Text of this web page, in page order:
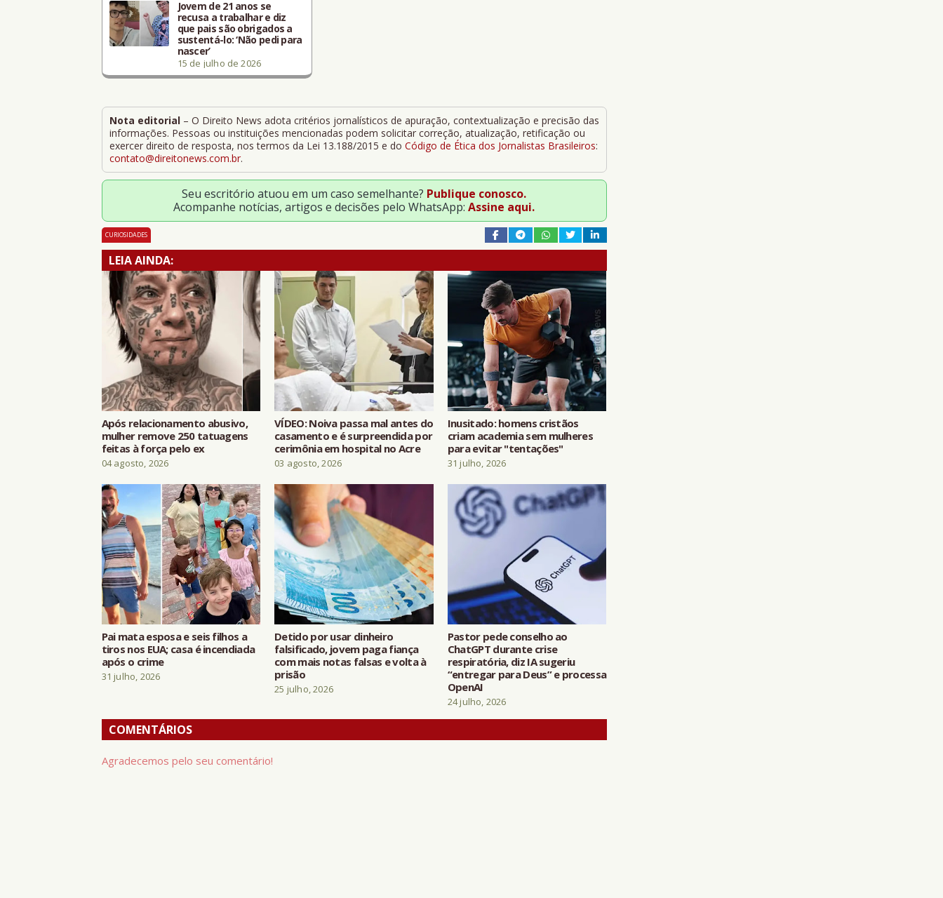
Jovem de 21 anos se
recusa a trabalhar e diz
que pais são obrigados a
sustentá-lo: ‘Não pedi para
nascer’
15 de julho de 2026
Nota editorial– O Direito News adota critérios jornalísticos de apuração, contextualização e precisão das
informações. Pessoas ou instituições mencionadas podem solicitar correção, atualização, retificação ou
exercer direito de resposta, nos termos da Lei 13.188/2015 e do Código de Ética dos Jornalistas Brasileiros:
contato@direitonews.com.br.
Seu escritório atuou em um caso semelhante? Publique conosco.
Acompanhe notícias, artigos e decisões pelo WhatsApp: Assine aqui.
CURIOSIDADES
LEIA AINDA:
Após relacionamento abusivo,
mulher remove 250 tatuagens
feitas à força pelo ex
04 agosto, 2026
VÍDEO: Noiva passa mal antes do
casamento e é surpreendida por
cerimônia em hospital no Acre
03 agosto, 2026
Inusitado: homens cristãos
criam academia sem mulheres
para evitar "tentações"
31 julho, 2026
Pai mata esposa e seis filhos a
tiros nos EUA; casa é incendiada
após o crime
31 julho, 2026
Detido por usar dinheiro
falsificado, jovem paga fiança
com mais notas falsas e volta à
prisão
25 julho, 2026
Pastor pede conselho ao
ChatGPT durante crise
respiratória, diz IA sugeriu
“entregar para Deus” e processa
OpenAI
24 julho, 2026
COMENTÁRIOS
Agradecemos pelo seu comentário!